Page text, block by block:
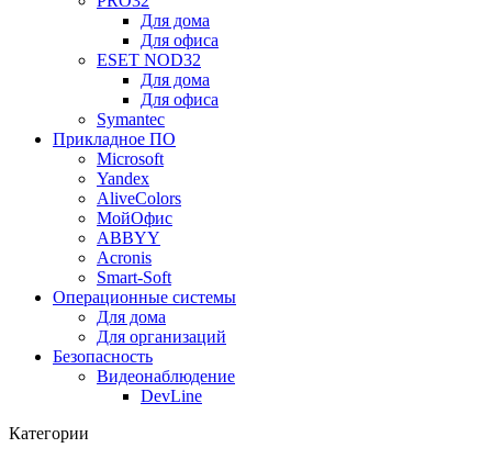
Для дома
Для офиса
ESET NOD32
Для дома
Для офиса
Symantec
Прикладное ПО
Microsoft
Yandex
AliveColors
МойОфис
ABBYY
Acronis
Smart-Soft
Операционные системы
Для дома
Для организаций
Безопасность
Видеонаблюдение
DevLine
Категории